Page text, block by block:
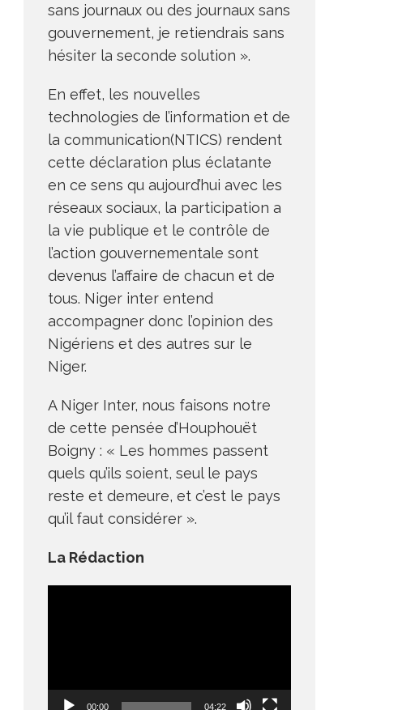
sans journaux ou des journaux sans
gouvernement, je retiendrais sans
hésiter la seconde solution ».
En effet, les nouvelles
technologies de l’information et de
la communication(NTICS) rendent
cette déclaration plus éclatante
en ce sens qu aujourd’hui avec les
réseaux sociaux, la participation a
la vie publique et le contrôle de
l’action gouvernementale sont
devenus l’affaire de chacun et de
tous. Niger inter entend
accompagner donc l’opinion des
Nigériens et des autres sur le
Niger.
A Niger Inter, nous faisons notre
de cette pensée d’Houphouët
Boigny : « Les hommes passent
quels qu’ils soient, seul le pays
reste et demeure, et c’est le pays
qu’il faut considérer ».
La Rédaction
00:00 04:22